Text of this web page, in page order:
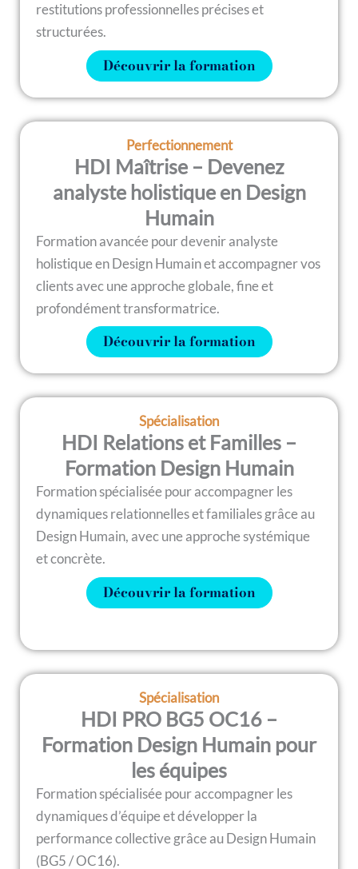
restitutions professionnelles précises et
structurées.
Découvrir la formation
Perfectionnement
HDI Maîtrise – Devenez
analyste holistique en Design
Humain
Formation avancée pour devenir analyste
holistique en Design Humain et accompagner vos
clients avec une approche globale, fine et
profondément transformatrice.
Découvrir la formation
Spécialisation
HDI Relations et Familles –
Formation Design Humain
Formation spécialisée pour accompagner les
dynamiques relationnelles et familiales grâce au
Design Humain, avec une approche systémique
et concrète.
Découvrir la formation
Spécialisation
HDI PRO BG5 OC16 –
Formation Design Humain pour
les équipes
Formation spécialisée pour accompagner les
dynamiques d’équipe et développer la
performance collective grâce au Design Humain
(BG5 / OC16).